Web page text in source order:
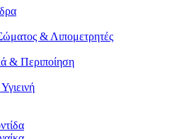
& Λιπομετρητές
& Περιποίηση